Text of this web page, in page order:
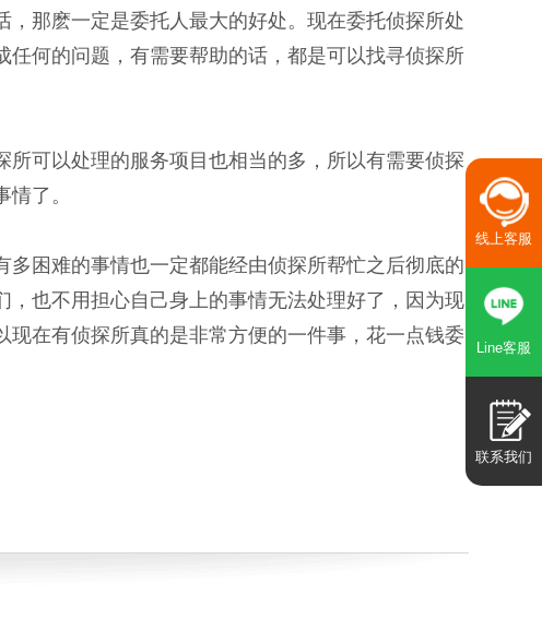
那麽一定是委托人最大的好处。现在委托侦探所处
何的问题，有需要帮助的话，都是可以找寻侦探所
可以处理的服务项目也相当的多，所以有需要侦探
了。
困难的事情也一定都能经由侦探所帮忙之后彻底的
也不用担心自己身上的事情无法处理好了，因为现
在有侦探所真的是非常方便的一件事，花一点钱委
线上客服
Line客服
联系我们